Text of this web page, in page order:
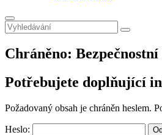
Chráněno:
Potřebujete doplňující
Požadovaný obsah je chráněn heslem.
Heslo: